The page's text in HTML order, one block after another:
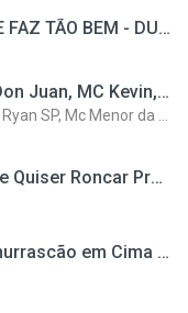
BEAT NOVINHA VOCÊ ME FAZ TÃO BEM - DUDUZITO E LKZINHU Tik Tok (DJ LUQUINHA)
SET DJ Pedro 2.0 - MC Don Juan, MC Kevin, MC Rodolfinho, MC Ryan SP e MC Menor da VG (GR6 Explode)
MC Paiva e Gabb MC - Se Quiser Roncar Pra Nois (Visualizer) DJ Kotim
MC Paiva e MC Saci - Churrascão em Cima da Laje (Funk Explode) DJ João da Inestan e DJ DG do RB